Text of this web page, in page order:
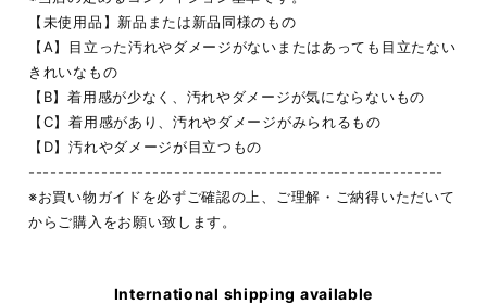
【未使用品】新品または新品同様のもの
【A】目立った汚れやダメージがないまたはあっても目立たない
きれいなもの
【B】着用感が少なく、汚れやダメージが気にならないもの
【C】着用感があり、汚れやダメージがみられるもの
【D】汚れやダメージが目立つもの
---------------------------------------------------------
※お買い物ガイドを必ずご確認の上、ご理解・ご納得いただいて
からご購入をお願い致します。
International shipping available